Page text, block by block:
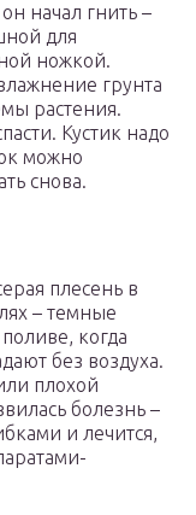
начал гнить –
для
ножкой.
грунта
растения.
Кустик надо
можно
снова.
плесень в
– темные
когда
без воздуха.
плохой
болезнь –
и лечится,